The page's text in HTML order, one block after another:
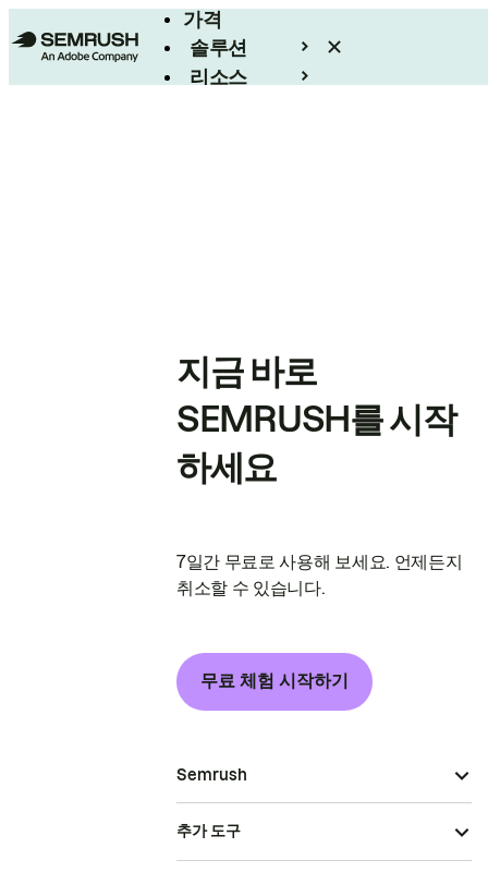
가격
솔루션
리소스
지금 바로
SEMRUSH를 시작
하세요
7일간 무료로 사용해 보세요. 언제든지
취소할 수 있습니다.
무료 체험 시작하기
Semrush
추가 도구